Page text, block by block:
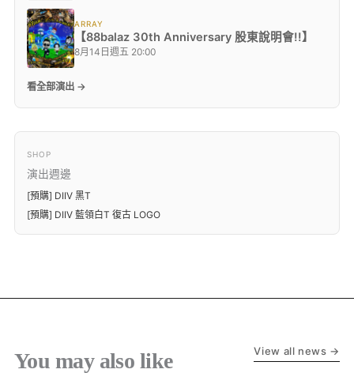
ARRAY
【88balaz 30th Anniversary 股東說明會!!】
8月14日週五 20:00
看全部演出 →
SHOP
演出週邊
[預購] DIIV 黑T
[預購] DIIV 藍領白T 復古 LOGO
You may also like View all news →